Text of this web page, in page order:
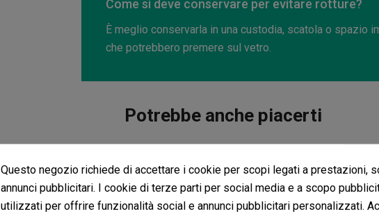
Come si deve conservare per evitare rotture?
È meglio conservarla in una custodia, scatola o spazio
che potrebbero premere sul vetro.
Potrebbe anche piacerti
Questo negozio richiede di accettare i cookie per scopi legati a prestazioni,
annunci pubblicitari. I cookie di terze parti per social media e a scopo
utilizzati per offrire funzionalità social e annunci pubblicitari personalizzati.